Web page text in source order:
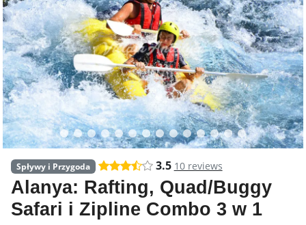
Spływy i Przygoda 3.5 10 reviews
Alanya: Rafting, Quad/Buggy
Safari i Zipline Combo 3 w 1